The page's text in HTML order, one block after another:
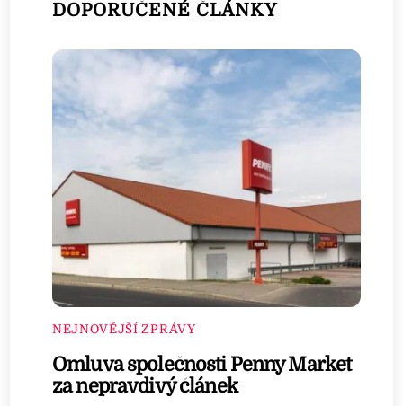
DOPORUČENÉ ČLÁNKY
NEJNOVĚJŠÍ ZPRÁVY
Omluva společnosti Penny Market
za nepravdivý článek